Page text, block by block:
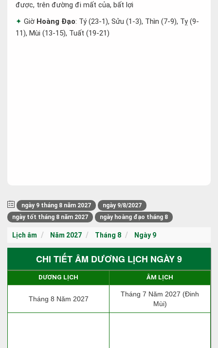
được, trên đường đi mất của, bất lợi
Giờ Hoàng Đạo: Tý (23-1), Sửu (1-3), Thìn (7-9), Tỵ (9-
11), Mùi (13-15), Tuất (19-21)
ngày 9 tháng 8 năm 2027
ngày 9/8/2027
ngày tốt tháng 8 năm 2027
ngày hoàng đạo tháng 8
Lịch âm Năm 2027 Tháng 8 Ngày 9
CHI TIẾT ÂM DƯƠNG LỊCH NGÀY 9
DƯƠNG LỊCH ÂM LỊCH
Tháng 8 Năm 2027
Tháng 7 Năm 2027 (Đinh
Mùi)